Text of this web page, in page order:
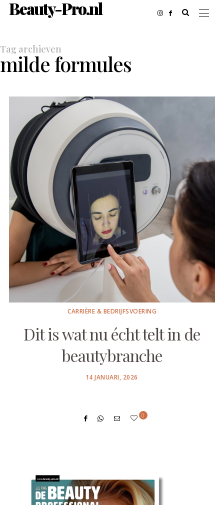
Beauty-Pro.nl
Tag archieven
milde formules
CARRIÈRE & BEDRIJFSVOERING
Dit is wat nu écht telt in de
beautybranche
POSTED
14 JANUARI, 2026
0